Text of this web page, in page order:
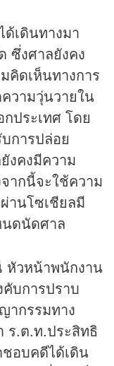
เดินทางมา
ซึ่งศาลยังคง
คิดเห็นทางการ
วามวุ่นวายใน
ประเทศ โดย
การปล่อย
งคงมีความ
ากนี้จะใช้ความ
านโซเชียลมี
ดนัดศาล
วหน้าพนักงาน
บการปราบ
ากรรมทาง
ร.ต.ท.ประสิทธิ
อบคดีได้เดิน